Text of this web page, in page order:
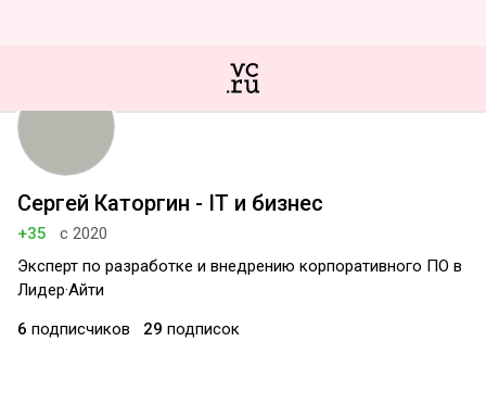
Сергей Каторгин - IT и бизнес
+35
с 2020
Эксперт по разработке и внедрению корпоративного ПО в
Лидер·Айти
6 подписчиков 29 подписок